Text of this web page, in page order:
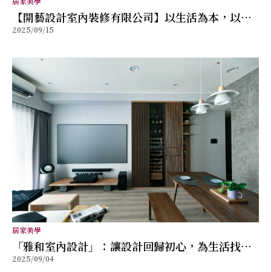
【開藝設計室內裝修有限公司】以生活為本，以細
節成就雋永空間
2025/09/15
居家美學
「雅和室內設計」：讓設計回歸初心，為生活找到
剛剛好的解方
2025/09/04